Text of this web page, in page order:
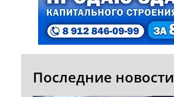
Последние новости